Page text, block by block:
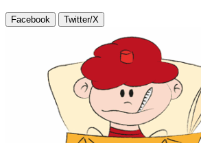
Facebook Twitter/X